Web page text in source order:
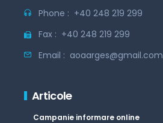
Phone : +40 248 219 299
Fax : +40 248 219 299
Email : aoaarges@gmail.com
Articole
Campanie informare online